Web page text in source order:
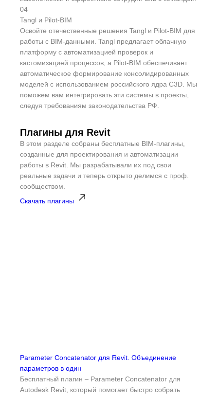
04
Tangl и Pilot-BIM
Освойте отечественные решения Tangl и Pilot-BIM для
работы с BIM-данными. Tangl предлагает облачную
платформу с автоматизацией проверок и
кастомизацией процессов, а Pilot-BIM обеспечивает
автоматическое формирование консолидированных
моделей с использованием российского ядра C3D. Мы
поможем вам интегрировать эти системы в проекты,
следуя требованиям законодательства РФ.
Плагины для Revit
В этом разделе собраны бесплатные BIM-плагины,
созданные для проектирования и автоматизации
работы в Revit. Мы разрабатывали их под свои
реальные задачи и теперь открыто делимся с проф.
сообществом.
Скачать плагины
Parameter Concatenator для Revit. Объединение
параметров в один
Бесплатный плагин – Parameter Concatenator для
Autodesk Revit, который помогает быстро собрать